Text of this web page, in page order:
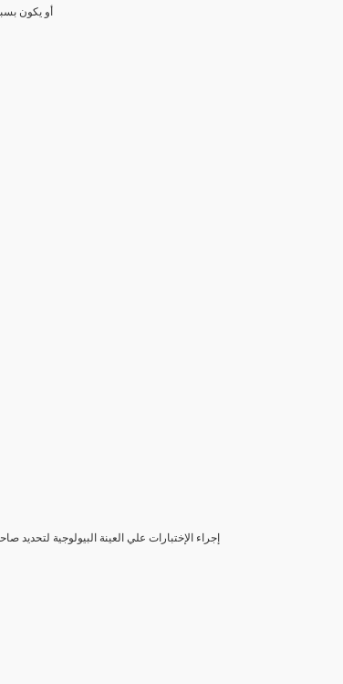
أو يكون
(7) إجراء الإختبارات علي العينة البيولوجية